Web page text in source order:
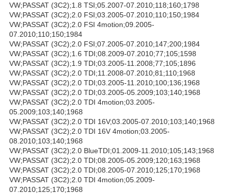
VW;PASSAT (3C2);1.8 TSI;05.2007-07.2010;118;160;1798
VW;PASSAT (3C2);2.0 FSI;03.2005-07.2010;110;150;1984
VW;PASSAT (3C2);2.0 FSI 4motion;09.2005-
07.2010;110;150;1984
VW;PASSAT (3C2);2.0 FSI;07.2005-07.2010;147;200;1984
VW;PASSAT (3C2);1.6 TDI;08.2009-07.2010;77;105;1598
VW;PASSAT (3C2);1.9 TDI;03.2005-11.2008;77;105;1896
VW;PASSAT (3C2);2.0 TDI;11.2008-07.2010;81;110;1968
VW;PASSAT (3C2);2.0 TDI;03.2005-11.2010;100;136;1968
VW;PASSAT (3C2);2.0 TDI;03.2005-05.2009;103;140;1968
VW;PASSAT (3C2);2.0 TDI 4motion;03.2005-
05.2009;103;140;1968
VW;PASSAT (3C2);2.0 TDI 16V;03.2005-07.2010;103;140;1968
VW;PASSAT (3C2);2.0 TDI 16V 4motion;03.2005-
08.2010;103;140;1968
VW;PASSAT (3C2);2.0 BlueTDI;01.2009-11.2010;105;143;1968
VW;PASSAT (3C2);2.0 TDI;08.2005-05.2009;120;163;1968
VW;PASSAT (3C2);2.0 TDI;08.2005-07.2010;125;170;1968
VW;PASSAT (3C2);2.0 TDI 4motion;05.2009-
07.2010;125;170;1968